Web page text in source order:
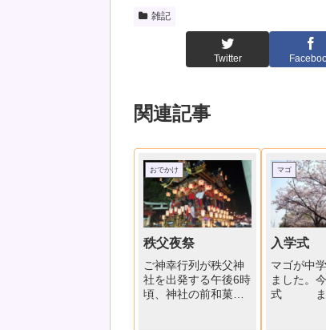
雑記
Twitter
関連記事
おでかけ
秩父夜祭
ご神幸行列が秩父神
社を出発する午後6時
頃、神社の前和菓子
マゴ
入学式
マゴが中
ました。
式 まだ